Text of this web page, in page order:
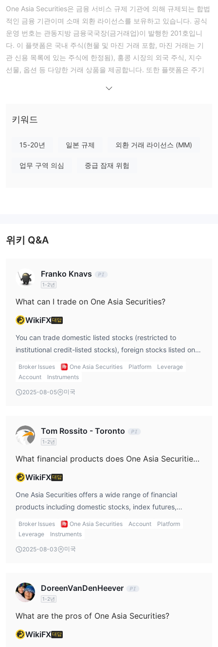
One Asia Securities은 금융 서비스 규제 기관에 의해 규제되는 합법
적인 금융 기관이며 소매 외환 라이선스를 보유하고 있습니다. 공식
운영 번호는 관동지방 금융국국장(금거래업)이 발행한 201호입니
다. 이 플랫폼은 국내 주식(현물 및 마진 거래 포함, 마진 거래는 기
관 신용 목록에 있는 주식에 한정됨), 홍콩 시장의 외국 주식, 지수
선물, 옵션 등 다양한 거래 상품을 제공합니다. 또한 플랫폼은 주기
장단점One Asia Securities이 신뢰할 만한가요?
했습니다. 금융 서비스 규제 기관에 의해 규제되며 공식 운영 번호는
키워드
15-20년 일본 규제 외환 거래 라이선스 (MM)
업무 구역 의심 중급 잠재 위험
위키 Q&A
Franko Knavs
1-2년
What can I trade on One Asia Securities?
WikiFX대답
You can trade domestic listed stocks (restricted to
institutional credit-listed stocks), foreign stocks listed on
the Hong Kong market, index futures, and options.
Broker Issues One Asia Securities Platform
Leverage
Account
Instruments
2025-08-05 미국
Tom Rossito - Toronto
1-2년
What financial products does One Asia Securities offer?
WikiFX대답
One Asia Securities offers a wide range of financial
products including domestic stocks, index futures,
options, and foreign stocks listed on the Hong Kong
market.
Broker Issues One Asia Securities Account
Platform
Leverage
Instruments
2025-08-03 미국
DoreenVanDenHeever
1-2년
What are the pros of One Asia Securities?
WikiFX대답